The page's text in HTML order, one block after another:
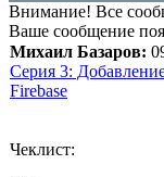
Внимание! Все
Ваше сообщение
Михаил Базаров:
Серия 3:
Firebase
Чеклист: